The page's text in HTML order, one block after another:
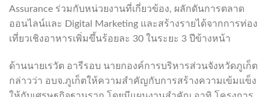
Assurance ร่วมกับหน่วยงานที่เกี่ยวข้อง, ผลักดันการตลาด
ออนไลน์และ Digital Marketing และสร้างรายได้จากการท่อง
เที่ยวเชิงอาหารเพิ่มขึ้นร้อยละ 30 ในระยะ 3 ปีข้างหน้า
ด้านนายเรวัต อารีรอบ นายกองค์การบริหารส่วนจังหวัดภูเก็ต
กล่าวว่า อบจ.ภูเก็ตให้ความสำคัญกับการสร้างความเข้มแข็ง